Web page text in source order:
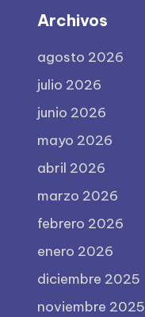
Archivos
agosto 2026
julio 2026
junio 2026
mayo 2026
abril 2026
marzo 2026
febrero 2026
enero 2026
diciembre 2025
noviembre 2025